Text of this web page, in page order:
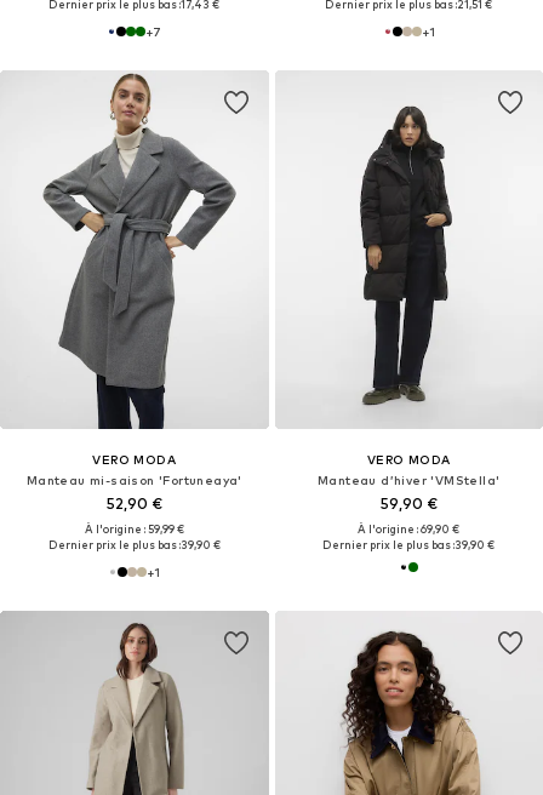
Dernier prix le plus bas :17,43 €
+7
Dernier prix le plus bas :21,51 €
+1
VERO MODA
Manteau mi-saison 'Fortuneaya'
52,90 €
À l'origine : 59,99 €
Dernier prix le plus bas :39,90 €
+1
VERO MODA
Manteau d’hiver 'VMStella'
59,90 €
À l'origine : 69,90 €
Dernier prix le plus bas :39,90 €